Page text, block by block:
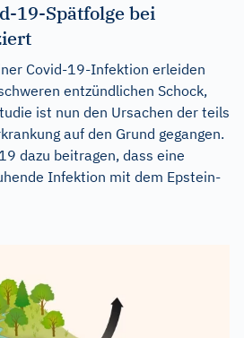
19-Spätfolge bei
Covid-19-Infektion erleiden
entzündlichen Schock,
ist nun den Ursachen der teils
auf den Grund gegangen.
dazu beitragen, dass eine
Infektion mit dem Epstein-